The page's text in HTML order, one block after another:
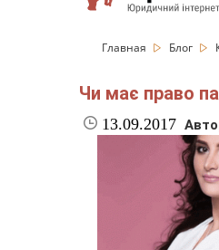
Главная Блог
Чи має право
13.09.2017